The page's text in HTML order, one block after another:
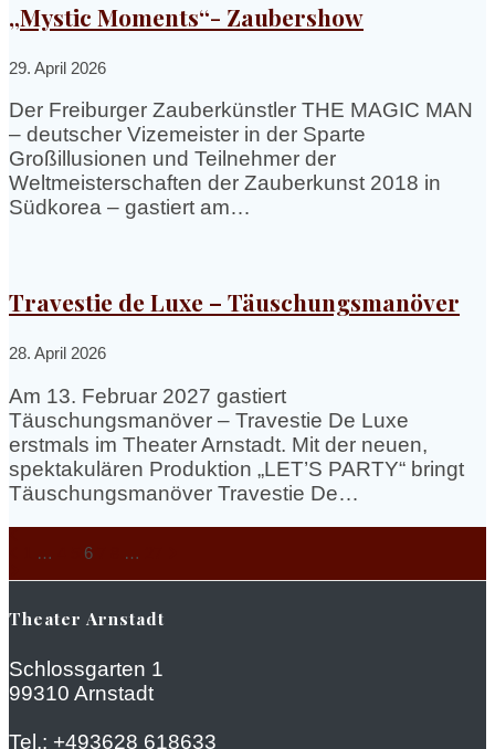
„Mystic Moments“- Zaubershow
29. April 2026
Der Freiburger Zauberkünstler THE MAGIC MAN
– deutscher Vizemeister in der Sparte
Großillusionen und Teilnehmer der
Weltmeisterschaften der Zauberkunst 2018 in
Südkorea – gastiert am…
Travestie de Luxe – Täuschungsmanöver
28. April 2026
Am 13. Februar 2027 gastiert
Täuschungsmanöver – Travestie De Luxe
erstmals im Theater Arnstadt. Mit der neuen,
spektakulären Produktion „LET’S PARTY“ bringt
Täuschungsmanöver Travestie De…
Posts
navigation
… Page
Page
Page
6 …
Theater Arnstadt
Schlossgarten 1
99310 Arnstadt
Tel.: +493628 618633